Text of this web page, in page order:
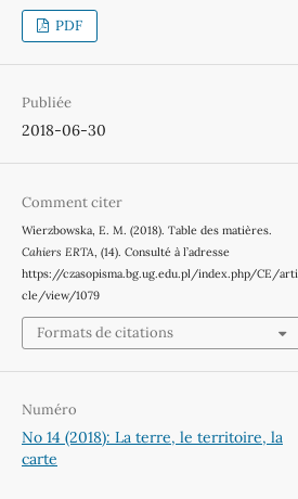
PDF
Publiée
2018-06-30
Comment citer
Wierzbowska, E. M. (2018). Table des matières.
Cahiers ERTA , (14). Consulté à l’adresse
https://czasopisma.bg.ug.edu.pl/index.php/CE/arti
cle/view/1079
Formats de citations
Numéro
No 14 (2018): La terre, le territoire, la
carte